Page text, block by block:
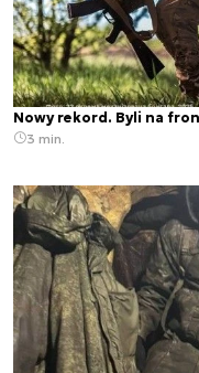
Nowy rekord. Byli na
3 min.